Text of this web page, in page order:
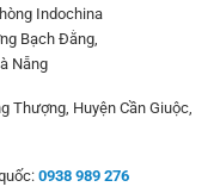
Indochina
Bạch Đằng,
Nẵng
Thượng, Huyện Cần Giuộc,
0938 989 276